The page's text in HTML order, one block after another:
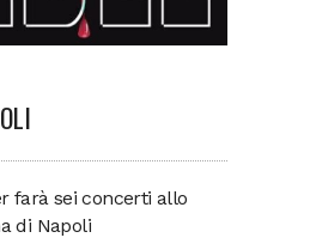
farà sei concerti allo
di Napoli